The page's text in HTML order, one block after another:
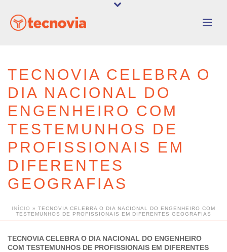
TECNOVIA CELEBRA O
DIA NACIONAL DO
ENGENHEIRO COM
TESTEMUNHOS DE
PROFISSIONAIS EM
DIFERENTES
GEOGRAFIAS
INÍCIO » TECNOVIA CELEBRA O DIA NACIONAL DO ENGENHEIRO COM
TESTEMUNHOS DE PROFISSIONAIS EM DIFERENTES GEOGRAFIAS
TECNOVIA CELEBRA O DIA NACIONAL DO ENGENHEIRO
COM TESTEMUNHOS DE PROFISSIONAIS EM DIFERENTES